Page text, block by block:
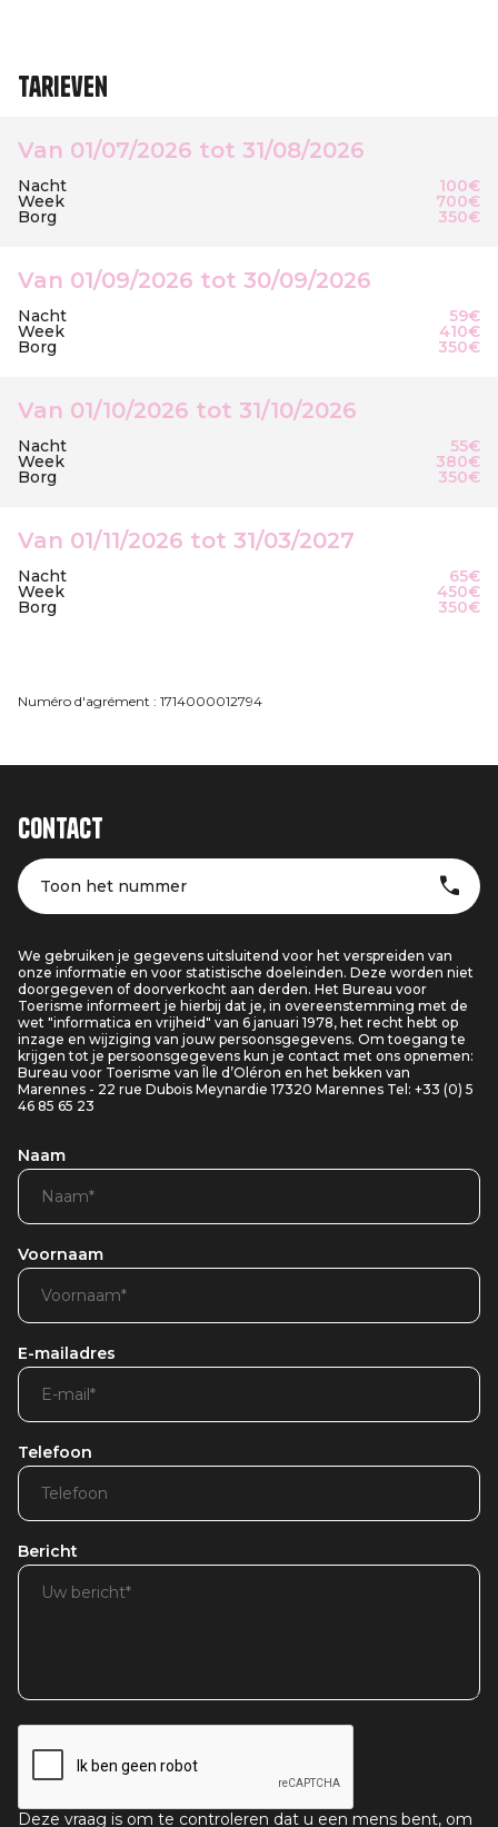
Tarieven
Van 01/07/2026 tot 31/08/2026
Nacht 100€
Week 700€
Borg 350€
Van 01/09/2026 tot 30/09/2026
Nacht 59€
Week 410€
Borg 350€
Van 01/10/2026 tot 31/10/2026
Nacht 55€
Week 380€
Borg 350€
Van 01/11/2026 tot 31/03/2027
Nacht 65€
Week 450€
Borg 350€
Numéro d'agrément : 1714000012794
Contact
Toon het nummer
We gebruiken je gegevens uitsluitend voor het verspreiden van
onze informatie en voor statistische doeleinden. Deze worden niet
doorgegeven of doorverkocht aan derden. Het Bureau voor
Toerisme informeert je hierbij dat je, in overeenstemming met de
wet "informatica en vrijheid" van 6 januari 1978, het recht hebt op
inzage en wijziging van jouw persoonsgegevens. Om toegang te
krijgen tot je persoonsgegevens kun je contact met ons opnemen:
Bureau voor Toerisme van Île d’Oléron en het bekken van
Marennes - 22 rue Dubois Meynardie 17320 Marennes Tel: +33 (0) 5
46 85 65 23
Naam
Voornaam
E-mailadres
Telefoon
Bericht
Deze vraag is om te controleren dat u een mens bent, om